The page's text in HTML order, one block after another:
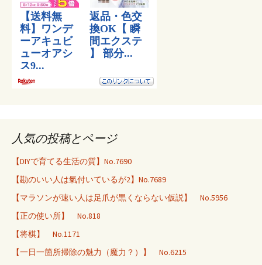
人気の投稿とページ
【DIYで育てる生活の質】No.7690
【勘のいい人は氣付いているが2】No.7689
【マラソンが速い人は足爪が黒くならない仮説】 No.5956
【正の使い所】 No.818
【将棋】 No.1171
【一日一箇所掃除の魅力（魔力？）】 No.6215